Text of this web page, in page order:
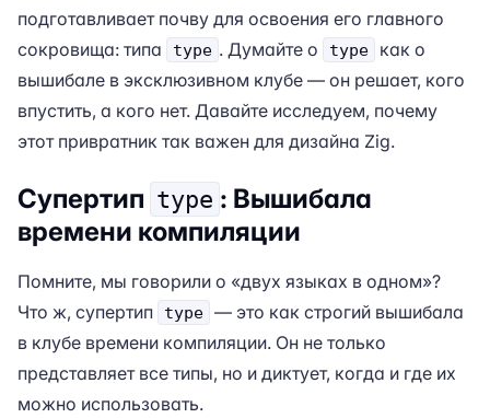
подготавливает почву для освоения его главного
сокровища: типа
type . Думайте о type
как о
вышибале в эксклюзивном клубе — он решает, кого
впустить, а кого нет. Давайте исследуем, почему
этот привратник так важен для дизайна Zig.
Супертип type : Вышибала
времени компиляции
Помните, мы говорили о «двух языках в одном»?
Что ж, супертип
type — это как строгий вышибала
в клубе времени компиляции. Он не только
представляет все типы, но и диктует, когда и где их
можно использовать.